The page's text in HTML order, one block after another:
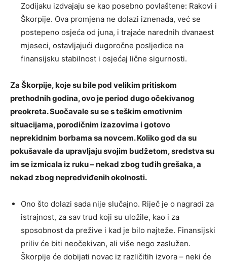
Zodijaku izdvajaju se kao posebno povlaštene: Rakovi i
Škorpije. Ova promjena ne dolazi iznenada, već se
postepeno osjeća od juna, i trajaće narednih dvanaest
mjeseci, ostavljajući dugoročne posljedice na
finansijsku stabilnost i osjećaj lične sigurnosti.
Za Škorpije, koje su bile pod velikim pritiskom
prethodnih godina, ovo je period dugo očekivanog
preokreta. Suočavale su se s teškim emotivnim
situacijama, porodičnim izazovima i gotovo
neprekidnim borbama sa novcem. Koliko god da su
pokušavale da upravljaju svojim budžetom, sredstva su
im se izmicala iz ruku – nekad zbog tuđih grešaka, a
nekad zbog nepredviđenih okolnosti.
Ono što dolazi sada nije slučajno. Riječ je o nagradi za
istrajnost, za sav trud koji su uložile, kao i za
sposobnost da prežive i kad je bilo najteže. Finansijski
priliv će biti neočekivan, ali više nego zaslužen.
Škorpije će dobijati novac iz različitih izvora – neki će